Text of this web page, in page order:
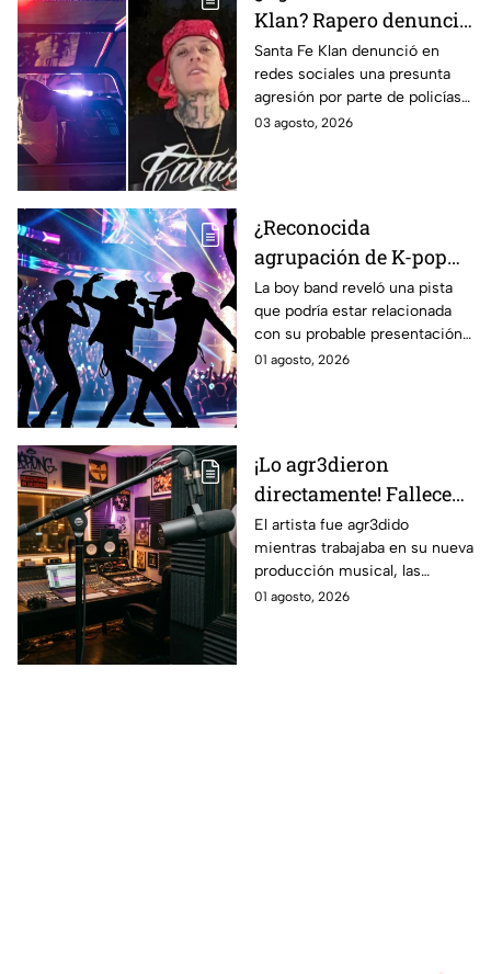
Klan? Rapero denuncia
en redes: "Se quieren
meter a mi casa";
asegura tener VIDEOS
de todo
Santa Fe Klan denunció en
redes sociales una presunta
agresión por parte de policías
en la colonia Santa Fe de
03 agosto, 2026
¿Reconocida
agrupación de K-pop
llegará al Festival del
Globo 2026? Estas
pistas desatan rumores
entre sus fans
La boy band reveló una pista
que podría estar relacionada
con su probable presentación
en León.
01 agosto, 2026
¡Lo agr3dieron
directamente! Fallece
reconocido rapero de la
región del Bajío
mientras grababa un
videoclip
El artista fue agr3dido
mientras trabajaba en su nueva
producción musical, las
autoridades investigan el caso.
01 agosto, 2026